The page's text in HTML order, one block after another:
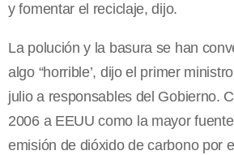
y fomentar el reciclaje, dijo.
La polución y la basura se han
algo “horrible’, dijo el primer
julio a responsables del Gobierno.
2006 a EEUU como la mayor
emisión de dióxido de carbono por